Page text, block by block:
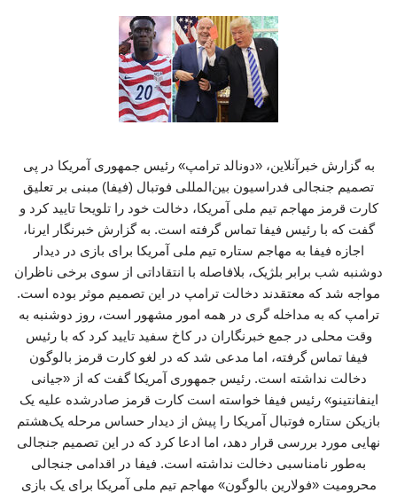
به گزارش خبرآنلاین، «دونالد ترامپ» رئیس جمهوری آمریکا در پی
تصمیم جنجالی فدراسیون بین‌المللی فوتبال (فیفا) مبنی بر تعلیق
کارت قرمز مهاجم تیم ملی آمریکا، دخالت خود را تلویحا تایید کرد و
گفت که با رئیس فیفا تماس گرفته است. به گزارش خبرنگار ایرنا،
اجازه فیفا به مهاجم ستاره تیم ملی آمریکا برای بازی در دیدار
دوشنبه شب برابر بلژیک، بلافاصله با انتقاداتی از سوی برخی ناظران
مواجه شد که معتقدند دخالت ترامپ در این تصمیم موثر بوده است.
ترامپ که به مداخله گری در همه امور مشهور است، روز دوشنبه به
وقت محلی در جمع خبرنگاران در کاخ سفید تایید کرد که با رئیس
فیفا تماس گرفته، اما مدعی شد که در لغو کارت قرمز بالوگون
دخالت نداشته است. رئیس جمهوری آمریکا گفت که از «جیانی
اینفانتینو» رئیس فیفا خواسته است کارت قرمز صادرشده علیه یک
بازیکن ستاره فوتبال آمریکا را پیش از دیدار حساس مرحله یک‌هشتم
نهایی مورد بررسی قرار دهد، اما ادعا کرد که در این تصمیم جنجالی
به‌طور نامناسبی دخالت نداشته است. فیفا در اقدامی جنجالی
محرومیت «فولارین بالوگون» مهاجم تیم ملی آمریکا برای یک بازی